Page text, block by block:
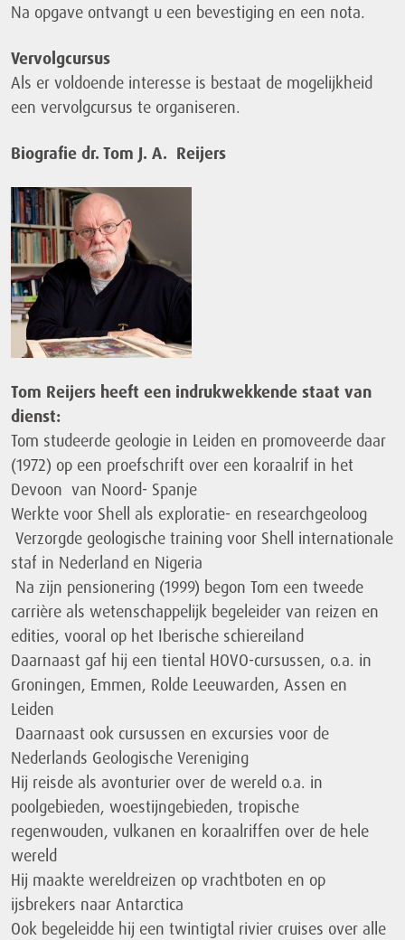
Na opgave ontvangt u een bevestiging en een nota.
Vervolgcursus
Als er voldoende interesse is bestaat de mogelijkheid
een vervolgcursus te organiseren.
Biografie dr. Tom J. A. Reijers
Tom Reijers heeft een indrukwekkende staat van
dienst:
Tom studeerde geologie in Leiden en promoveerde daar
(1972) op een proefschrift over een koraalrif in het
Devoon van Noord- Spanje
Werkte voor Shell als exploratie- en researchgeoloog
Verzorgde geologische training voor Shell internationale
staf in Nederland en Nigeria
Na zijn pensionering (1999) begon Tom een tweede
carrière als wetenschappelijk begeleider van reizen en
edities, vooral op het Iberische schiereiland
Daarnaast gaf hij een tiental HOVO-cursussen, o.a. in
Groningen, Emmen, Rolde Leeuwarden, Assen en
Leiden
Daarnaast ook cursussen en excursies voor de
Nederlands Geologische Vereniging
Hij reisde als avonturier over de wereld o.a. in
poolgebieden, woestijngebieden, tropische
regenwouden, vulkanen en koraalriffen over de hele
wereld
Hij maakte wereldreizen op vrachtboten en op
ijsbrekers naar Antarctica
Ook begeleidde hij een twintigtal rivier cruises over alle